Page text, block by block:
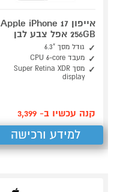
אייפון Apple iPhone 17
256GB אפל צבע לבן
גודל מסך "6.3
מעבד CPU 6-core
מסך Super Retina XDR
display
קנה עכשיו ב- 3,399
למידע ורכישה